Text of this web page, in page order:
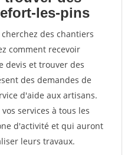
les-pins
des chantiers
comment recevoir
devis et trouver des
des demandes de
d'aide aux artisans.
services à tous les
d'activité et qui auront
leurs travaux.